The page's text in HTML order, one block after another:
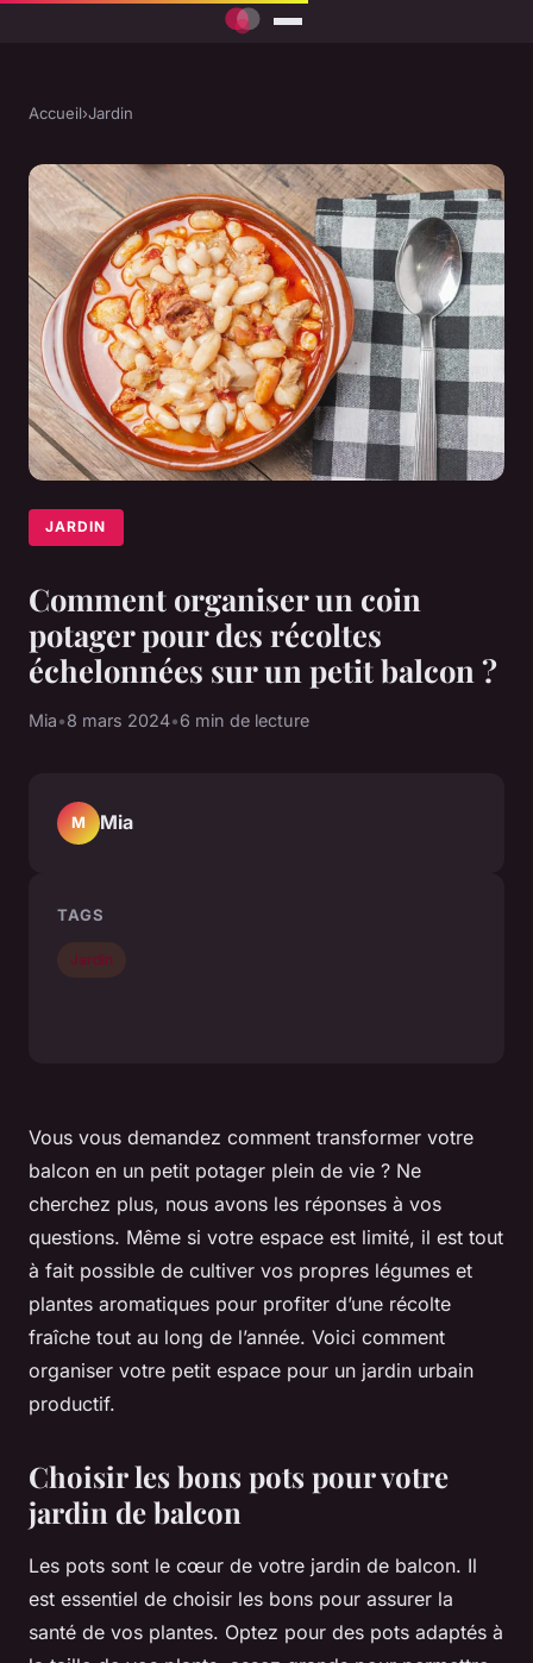
Accueil›Jardin
JARDIN
Comment organiser un coin
potager pour des récoltes
échelonnées sur un petit balcon ?
Mia•8 mars 2024•6 min de lecture
Vous vous demandez comment transformer votre
balcon en un petit potager plein de vie ? Ne
cherchez plus, nous avons les réponses à vos
questions. Même si votre espace est limité, il est tout
à fait possible de cultiver vos propres légumes et
plantes aromatiques pour profiter d’une récolte
fraîche tout au long de l’année. Voici comment
organiser votre petit espace pour un jardin urbain
productif.
Choisir les bons pots pour votre
jardin de balcon
Les pots sont le cœur de votre jardin de balcon. Il
est essentiel de choisir les bons pour assurer la
santé de vos plantes. Optez pour des pots adaptés à
M Mia
TAGS
Jardin